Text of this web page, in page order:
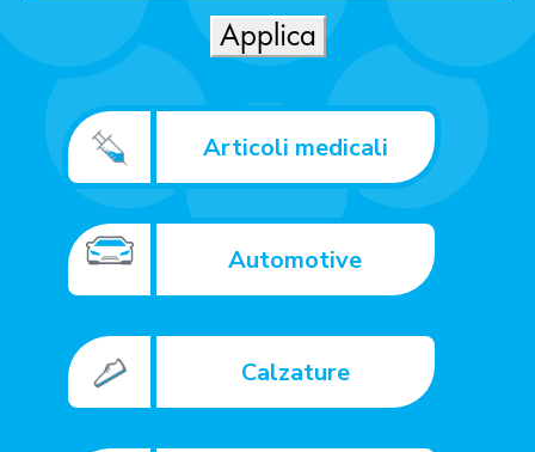
Articoli medicali
Automotive
Calzature